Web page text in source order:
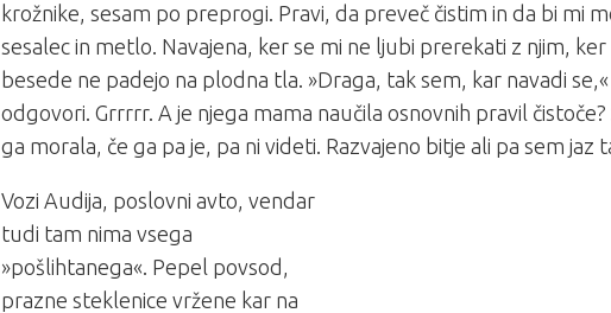
krožnike, sesam po preprogi. Pravi, da preveč čistim in da bi mi
sesalec in metlo. Navajena, ker se mi ne ljubi prerekati z njim,
besede ne padejo na plodna tla. »Draga, tak sem, kar navadi
odgovori. Grrrrr. A je njega mama naučila osnovnih pravil čistoče?
ga morala, če ga pa je, pa ni videti. Razvajeno bitje ali pa sem jaz
Vozi Audija, poslovni avto, vendar
tudi tam nima vsega
»pošlihtanega«. Pepel povsod,
prazne steklenice vržene kar na